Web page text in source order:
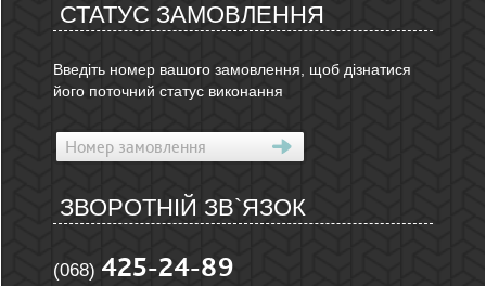
СТАТУС ЗАМОВЛЕННЯ
Введіть номер вашого замовлення, щоб дізнатися
його поточний статус виконання
ЗВОРОТНІЙ ЗВ`ЯЗОК
(068) 425-24-89